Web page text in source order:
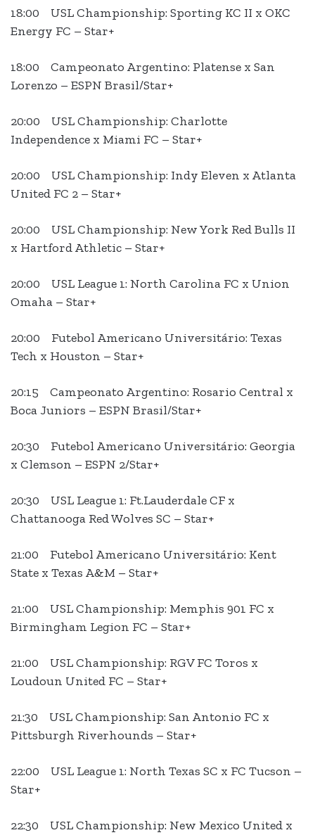
18:00 USL Championship: Sporting KC II x OKC
Energy FC – Star+
18:00 Campeonato Argentino: Platense x San
Lorenzo – ESPN Brasil/Star+
20:00 USL Championship: Charlotte
Independence x Miami FC – Star+
20:00 USL Championship: Indy Eleven x Atlanta
United FC 2 – Star+
20:00 USL Championship: New York Red Bulls II
x Hartford Athletic – Star+
20:00 USL League 1: North Carolina FC x Union
Omaha – Star+
20:00 Futebol Americano Universitário: Texas
Tech x Houston – Star+
20:15 Campeonato Argentino: Rosario Central x
Boca Juniors – ESPN Brasil/Star+
20:30 Futebol Americano Universitário: Georgia
x Clemson – ESPN 2/Star+
20:30 USL League 1: Ft.Lauderdale CF x
Chattanooga Red Wolves SC – Star+
21:00 Futebol Americano Universitário: Kent
State x Texas A&M – Star+
21:00 USL Championship: Memphis 901 FC x
Birmingham Legion FC – Star+
21:00 USL Championship: RGV FC Toros x
Loudoun United FC – Star+
21:30 USL Championship: San Antonio FC x
Pittsburgh Riverhounds – Star+
22:00 USL League 1: North Texas SC x FC Tucson –
Star+
22:30 USL Championship: New Mexico United x